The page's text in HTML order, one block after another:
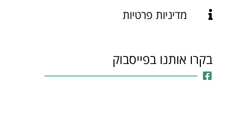
מדיניות פרטיות
בקרו אותנו בפייסבוק